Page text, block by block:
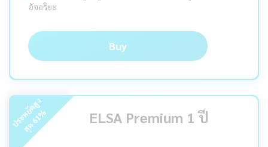
อัจฉริยะ
Buy
ป
ร
ะ
ห
ยั
ด
สู
ง
สุ
ด
61
% ELSA Premium 1 ปี